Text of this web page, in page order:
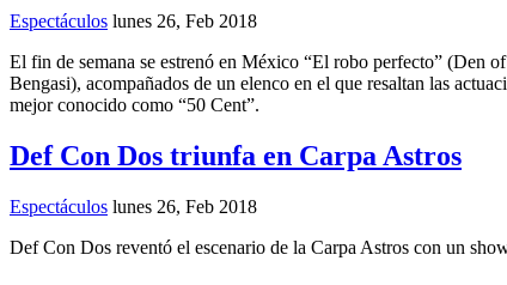
Espectáculos lunes 26, Feb 2018
El fin de semana se estrenó en México “El robo perfecto” (Den
Bengasi), acompañados de un elenco en el que resaltan las
mejor conocido como “50 Cent”.
Def Con Dos triunfa en Carpa Astros
Espectáculos lunes 26, Feb 2018
Def Con Dos reventó el escenario de la Carpa Astros con un